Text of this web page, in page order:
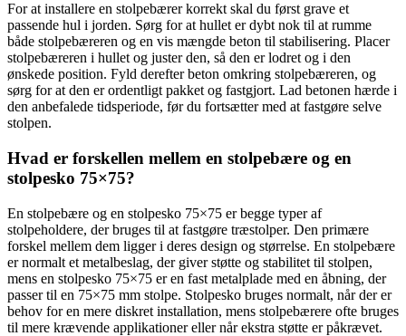
For at installere en stolpebærer korrekt skal du først grave et
passende hul i jorden. Sørg for at hullet er dybt nok til at rumme
både stolpebæreren og en vis mængde beton til stabilisering. Placer
stolpebæreren i hullet og juster den, så den er lodret og i den
ønskede position. Fyld derefter beton omkring stolpebæreren, og
sørg for at den er ordentligt pakket og fastgjort. Lad betonen hærde i
den anbefalede tidsperiode, før du fortsætter med at fastgøre selve
stolpen.
Hvad er forskellen mellem en stolpebære og en
stolpesko 75×75?
En stolpebære og en stolpesko 75×75 er begge typer af
stolpeholdere, der bruges til at fastgøre træstolper. Den primære
forskel mellem dem ligger i deres design og størrelse. En stolpebære
er normalt et metalbeslag, der giver støtte og stabilitet til stolpen,
mens en stolpesko 75×75 er en fast metalplade med en åbning, der
passer til en 75×75 mm stolpe. Stolpesko bruges normalt, når der er
behov for en mere diskret installation, mens stolpebærere ofte bruges
til mere krævende applikationer eller når ekstra støtte er påkrævet.